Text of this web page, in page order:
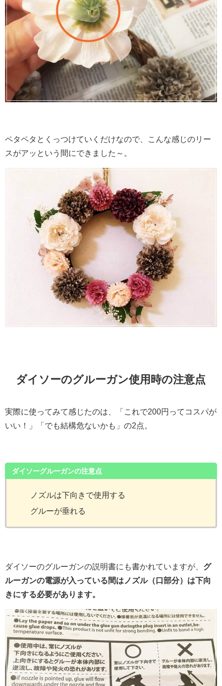
ペタペタとくっつけていくだけなので、こんな感じのリー
スがアッという間にできました～。
ダイソーのグルーガン使用時の注意点
実際に使ってみて感じたのは、「これで200円ってコスパが
いい！」「でも結構危ないかも」の2点。
ダイソーグルーガンの注意点
ノズルは下向きで使用する
グルーが垂れる
ダイソーのグルーガンの説明書にも書かれていますが、 グ
ルーガンの電源が入っている間はノズル（口部分）は下向
きにする必要があります。